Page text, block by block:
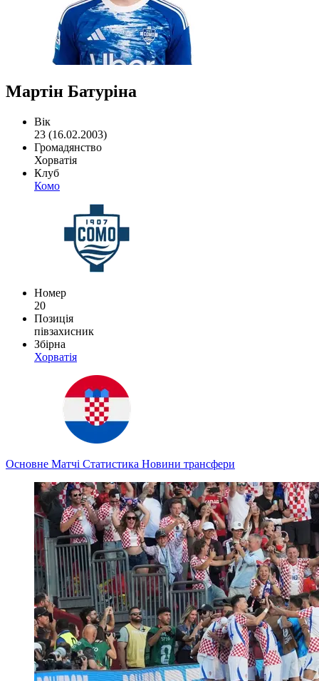
Мартін Батуріна
Вік
23 (16.02.2003)
Громадянство
Хорватія
Клуб
Комо
Номер
20
Позиція
півзахисник
Збірна
Хорватія
Основне Матчі Статистика Новини трансфери